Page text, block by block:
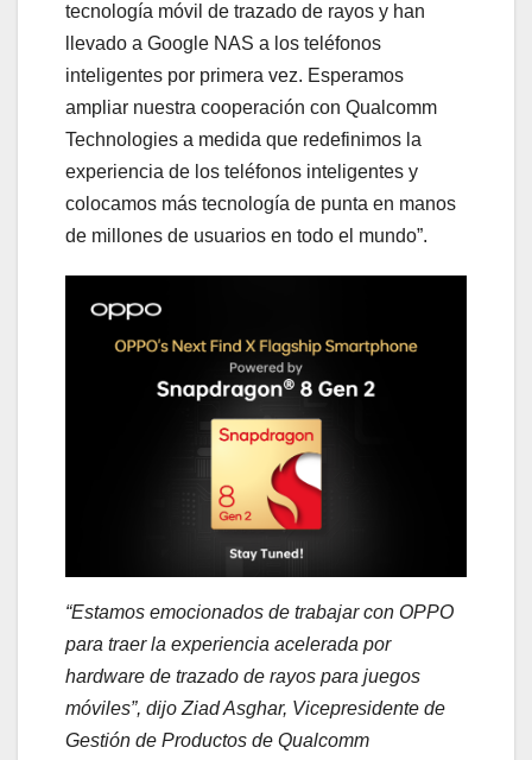
tecnología móvil de trazado de rayos y han
llevado a Google NAS a los teléfonos
inteligentes por primera vez. Esperamos
ampliar nuestra cooperación con Qualcomm
Technologies a medida que redefinimos la
experiencia de los teléfonos inteligentes y
colocamos más tecnología de punta en manos
de millones de usuarios en todo el mundo”.
“Estamos emocionados de trabajar con OPPO
para traer la experiencia acelerada por
hardware de trazado de rayos para juegos
móviles”, dijo Ziad Asghar, Vicepresidente de
Gestión de Productos de Qualcomm